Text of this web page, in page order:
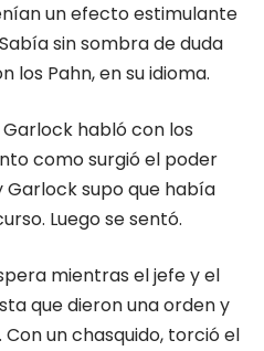
un efecto estimulante
sin sombra de duda
los Pahn, en su idioma.
habló con los
como surgió el poder
supo que había
Luego se sentó.
mientras el jefe y el
que dieron una orden y
un chasquido, torció el